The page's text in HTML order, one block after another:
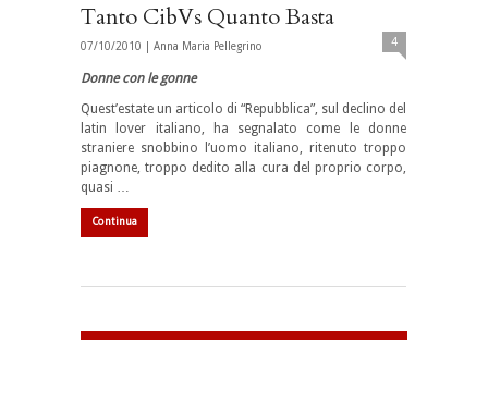
Tanto CibVs Quanto Basta
07/10/2010 | Anna Maria Pellegrino 4
Donne con le gonne
Quest’estate un articolo di “Repubblica”, sul declino del
latin lover italiano, ha segnalato come le donne
straniere snobbino l’uomo italiano, ritenuto troppo
piagnone, troppo dedito alla cura del proprio corpo,
quasi …
Continua